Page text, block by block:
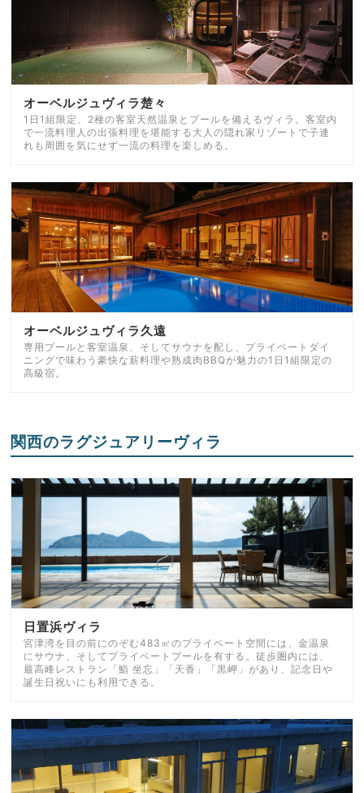
オーベルジュヴィラ楚々
1日1組限定、2種の客室天然温泉とプールを備えるヴィラ。客室内
で一流料理人の出張料理を堪能する大人の隠れ家リゾートで子連
れも周囲を気にせず一流の料理を楽しめる。
オーベルジュヴィラ久遠
専用プールと客室温泉、そしてサウナを配し、プライベートダイ
ニングで味わう豪快な薪料理や熟成肉BBQが魅力の1日1組限定の
高級宿。
関西のラグジュアリーヴィラ
日置浜ヴィラ
宮津湾を目の前にのぞむ483㎡のプライベート空間には、金温泉
にサウナ、そしてプライベートプールを有する。徒歩圏内には、
最高峰レストラン「鮨 坐忘」「天香」「黒岬」があり、記念日や
誕生日祝いにも利用できる。